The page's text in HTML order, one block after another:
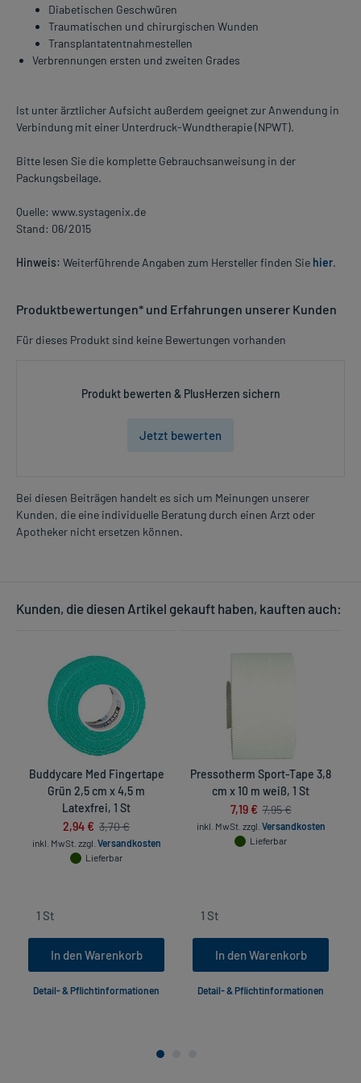
Diabetischen Geschwüren
Traumatischen und chirurgischen Wunden
Transplantatentnahmestellen
Verbrennungen ersten und zweiten Grades
Ist unter ärztlicher Aufsicht außerdem geeignet zur Anwendung in
Verbindung mit einer Unterdruck-Wundtherapie (NPWT).
Bitte lesen Sie die komplette Gebrauchsanweisung in der
Packungsbeilage.
Quelle: www.systagenix.de
Stand: 06/2015
Hinweis: Weiterführende Angaben zum Hersteller finden Sie hier.
Produktbewertungen* und Erfahrungen unserer Kunden
Für dieses Produkt sind keine Bewertungen vorhanden
Produkt bewerten & PlusHerzen sichern
Jetzt bewerten
Bei diesen Beiträgen handelt es sich um Meinungen unserer
Kunden, die eine individuelle Beratung durch einen Arzt oder
Apotheker nicht ersetzen können.
Kunden, die diesen Artikel gekauft haben, kauften auch:
Buddycare Med Fingertape
Grün 2,5 cm x 4,5 m
Latexfrei, 1 St
2,94 € 3,70 €
inkl. MwSt. zzgl. Versandkosten
Lieferbar
In den Warenkorb
Detail- & Pflichtinformationen
Pressotherm Sport-Tape 3,8
cm x 10 m weiß, 1 St
7,19 € 7,95 €
inkl. MwSt. zzgl. Versandkosten
Lieferbar
In den Warenkorb
Detail- & Pflichtinformationen